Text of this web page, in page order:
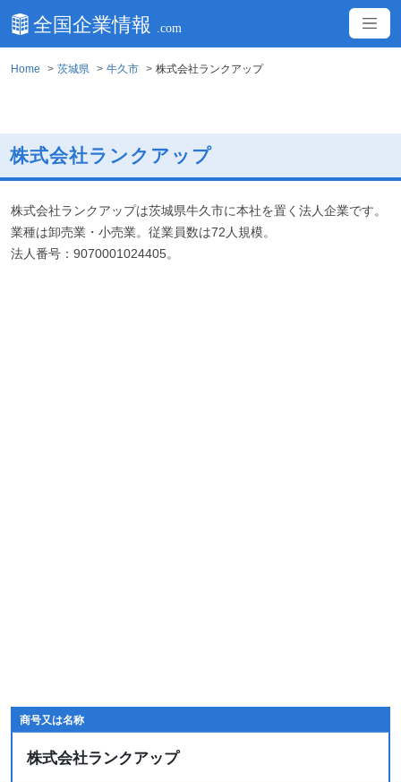
Home 茨城県 牛久市 株式会社ランクアップ
株式会社ランクアップ
株式会社ランクアップは茨城県牛久市に本社を置く法人企業です。
業種は卸売業・小売業。従業員数は72人規模。
法人番号：9070001024405。
商号又は名称
株式会社ランクアップ